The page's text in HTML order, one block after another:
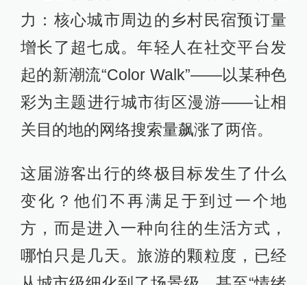
力：核心城市周边的乡村民宿预订量
增长了超七成。年轻人在社交平台发
起的新潮流“Color Walk”——以某种色
彩为主题进行城市街区漫游——让相
关目的地的网络搜索量飙涨了两倍。
这届游客出行的终极目标发生了什么
变化？他们不再满足于到过一个地
方，而是进入一种向往的生活方式，
哪怕只是几天。旅游的颗粒度，已经